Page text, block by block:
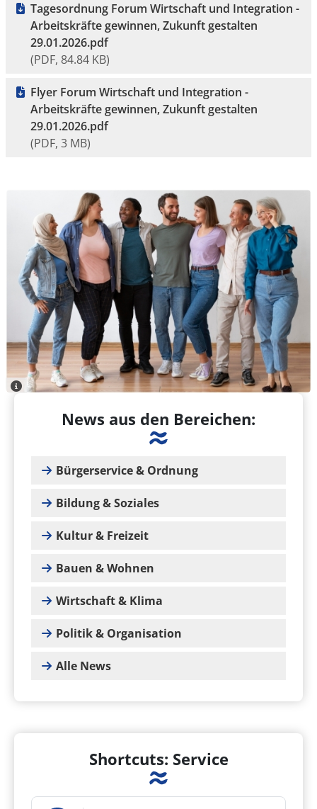
Tagesordnung Forum Wirtschaft und Integration -
Arbeitskräfte gewinnen, Zukunft gestalten
29.01.2026.pdf
(PDF, 84.84 KB)
Flyer Forum Wirtschaft und Integration -
Arbeitskräfte gewinnen, Zukunft gestalten
29.01.2026.pdf
(PDF, 3 MB)
News aus den Bereichen:
Bürgerservice & Ordnung
Bildung & Soziales
Kultur & Freizeit
Bauen & Wohnen
Wirtschaft & Klima
Politik & Organisation
Alle News
Shortcuts: Service